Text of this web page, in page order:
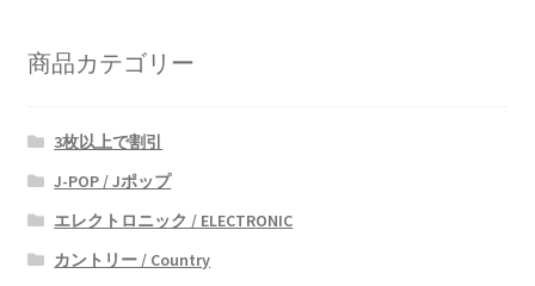
商品カテゴリー
3枚以上で割引
J-POP / Jポップ
エレクトロニック / ELECTRONIC
カントリー / Country